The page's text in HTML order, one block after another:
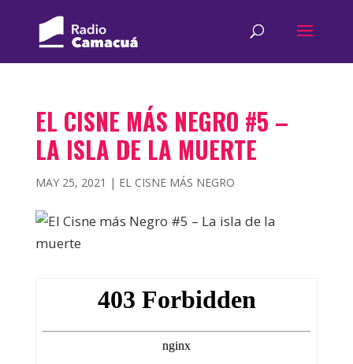
EL CISNE MÁS NEGRO #5 –
LA ISLA DE LA MUERTE
MAY 25, 2021 | EL CISNE MÁS NEGRO